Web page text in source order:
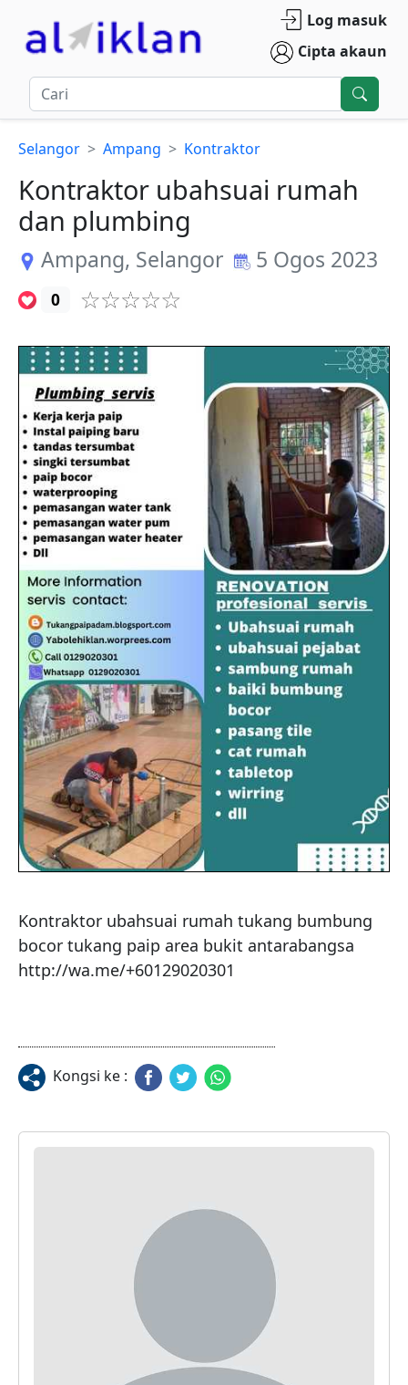
Log masuk
Cipta akaun
Selangor Ampang Kontraktor
Kontraktor ubahsuai rumah
dan plumbing
Ampang, Selangor 5 Ogos 2023
0
Kontraktor ubahsuai rumah tukang bumbung
bocor tukang paip area bukit antarabangsa
Kongsi ke :